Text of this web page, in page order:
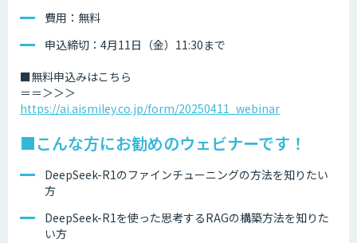
費用：無料
申込締切：4月11日（金）11:30まで
■無料申込みはこちら
＝＝＞＞＞
https://ai.aismiley.co.jp/form/20250411_webinar
■こんな方にお勧めのウェビナーです！
DeepSeek-R1のファインチューニングの方法を知りたい
方
DeepSeek-R1を使った思考するRAGの構築方法を知りた
い方